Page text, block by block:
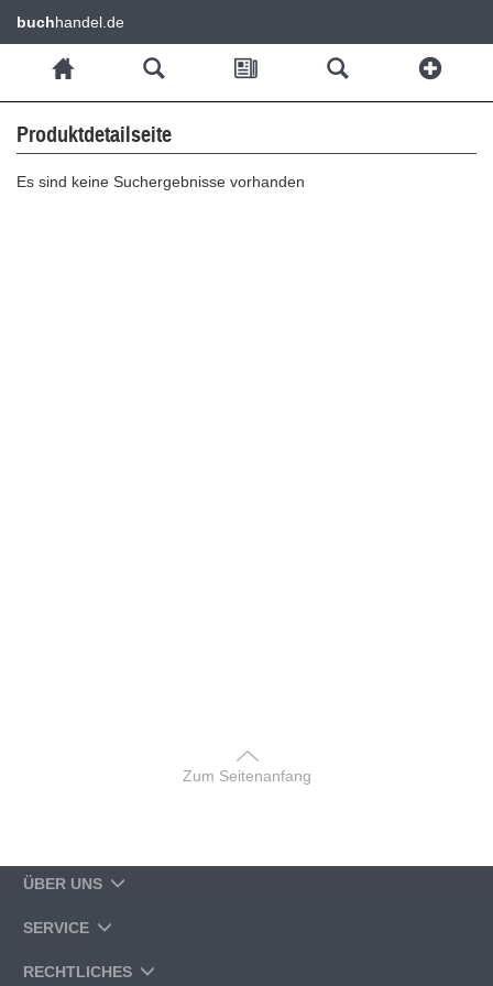
buchhandel.de
Produktdetailseite
Es sind keine Suchergebnisse vorhanden
Zum Seitenanfang
ÜBER UNS
SERVICE
RECHTLICHES